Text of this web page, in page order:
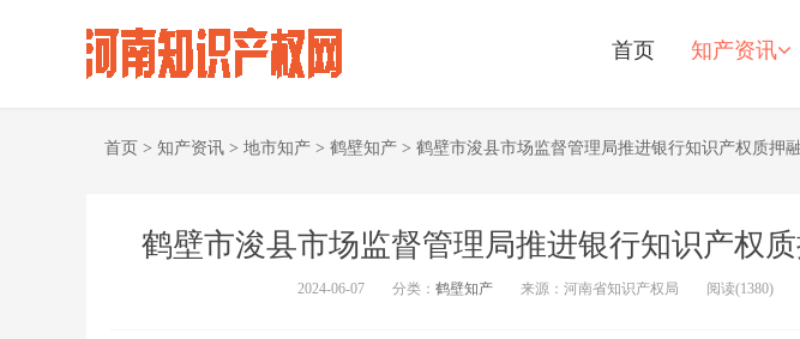
首页 知产资讯
首页 > 知产资讯 > 地市知产 > 鹤壁知产 > 鹤壁市浚县市场监督管理局推进银行知识产权质押
鹤壁市浚县市场监督管理局推进银行知识产权
2024-06-07 分类： 鹤壁知产 来源：河南省知识产权局 阅读(1380)